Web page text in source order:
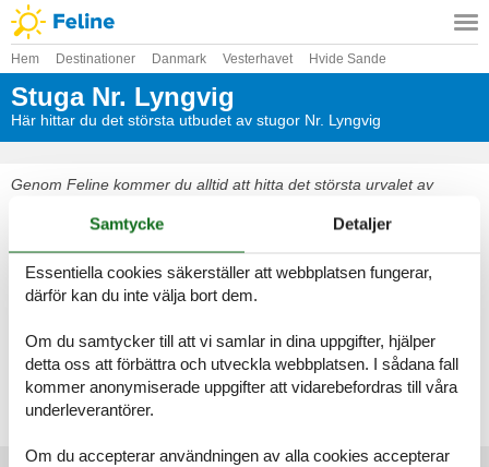
Hem Destinationer Danmark Vesterhavet Hvide Sande
Stuga Nr. Lyngvig
Här hittar du det största utbudet av stugor Nr. Lyngvig
Genom Feline kommer du alltid att hitta det största urvalet av
eller kontakta oss om du har frågor.
Välj bland 502 stugor
en vacker stuga Nr. Lyngvig
Välj bland 502 stugor
Samtycke Detaljer
Essentiella cookies säkerställer att webbplatsen fungerar,
därför kan du inte välja bort dem.
Om du samtycker till att vi samlar in dina uppgifter, hjälper
detta oss att förbättra och utveckla webbplatsen. I sådana fall
kommer anonymiserade uppgifter att vidarebefordras till våra
underleverantörer.
Om du accepterar användningen av alla cookies accepterar